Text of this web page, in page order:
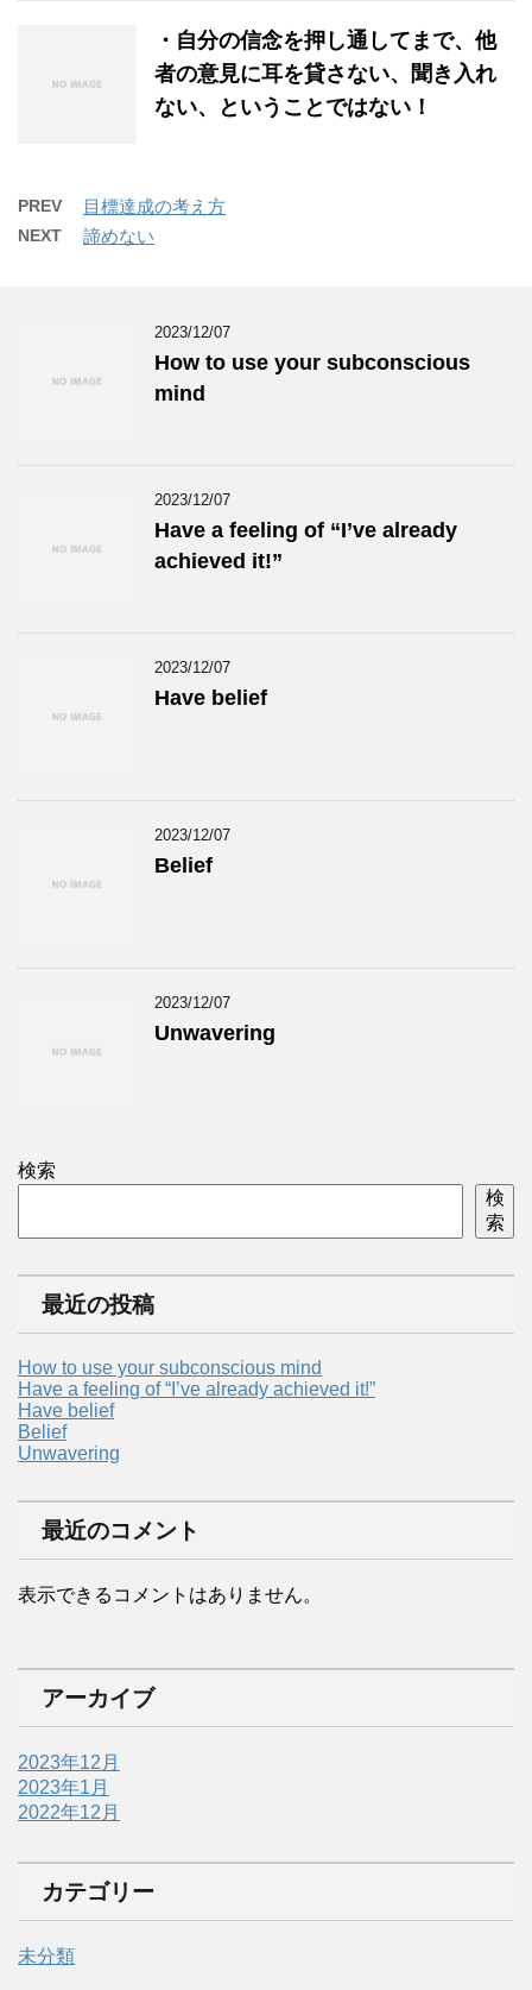
・自分の信念を押し通してまで、他
者の意見に耳を貸さない、聞き入れ
ない、ということではない！
PREV 目標達成の考え方
NEXT 諦めない
2023/12/07
How to use your subconscious
mind
2023/12/07
Have a feeling of “I’ve already
achieved it!”
2023/12/07
Have belief
2023/12/07
Belief
2023/12/07
Unwavering
検索
検
索
最近の投稿
How to use your subconscious mind
Have a feeling of “I’ve already achieved it!”
Have belief
Belief
Unwavering
最近のコメント
表示できるコメントはありません。
アーカイブ
2023年12月
2023年1月
2022年12月
カテゴリー
未分類